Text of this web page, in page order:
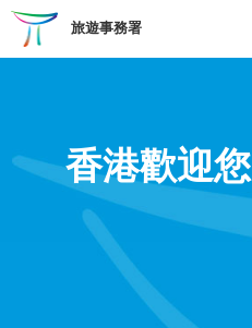
跳至主要內容
旅遊事務署
香港歡迎您